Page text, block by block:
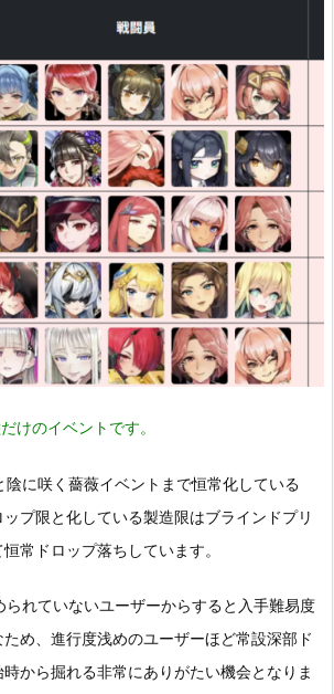
けのイベントです。
に咲く薔薇イベントまで恒常化している
プ限と化している製造限はブラインドプリ
常ドロップ落ちしています。
られていないユーザーからすると入手難易度
め、進行度浅めのユーザーほど常設深部ド
から掘れる非常にありがたい機会となりま